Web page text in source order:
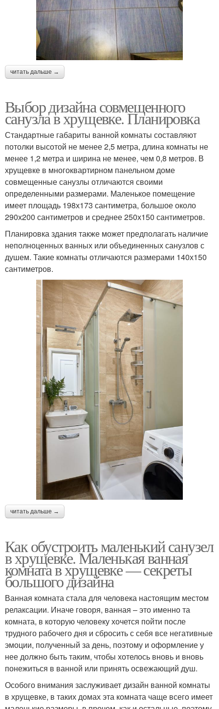
читать дальше →
Выбор дизайна совмещенного
санузла в хрущевке. Планировка
Стандартные габариты ванной комнаты составляют
потолки высотой не менее 2,5 метра, длина комнаты не
менее 1,2 метра и ширина не менее, чем 0,8 метров. В
хрущевке в многоквартирном панельном доме
совмещенные санузлы отличаются своими
определенными размерами. Маленькое помещение
имеет площадь 198х173 сантиметра, большое около
290х200 сантиметров и среднее 250х150 сантиметров.
Планировка здания также может предполагать наличие
неполноценных ванных или объединенных санузлов с
душем. Такие комнаты отличаются размерами 140х150
сантиметров.
читать дальше →
Как обустроить маленький санузел
в хрущевке. Маленькая ванная
комната в хрущевке — секреты
большого дизайна
Ванная комната стала для человека настоящим местом
релаксации. Иначе говоря, ванная – это именно та
комната, в которую человеку хочется пойти после
трудного рабочего дня и сбросить с себя все негативные
эмоции, полученный за день, поэтому и оформление у
нее должно быть таким, чтобы хотелось вновь и вновь
понежиться в ванной или принять освежающий душ.
Особого внимания заслуживает дизайн ванной комнаты
в хрущевке, в таких домах эта комната чаще всего имеет